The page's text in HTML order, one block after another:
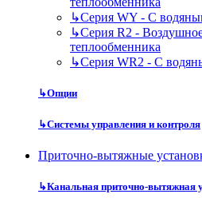
↳Серия WY - С
↳Серия R2 -
теплообменника
↳Серия WR2 - С
↳Опции
↳Системы управления и контроля
Приточно-вытяжные
↳Канальная приточно-вытяжная